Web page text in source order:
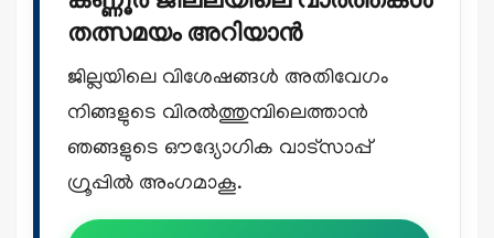
തത്സമയം അറിയാൻ
ജില്ലയിലെ വിശേഷങ്ങൾ അതിവേഗം
നിങ്ങളുടെ വിരൽത്തുമ്പിലെത്താൻ
ഞങ്ങളുടെ ഔദ്യോഗിക വാട്സാപ്പ്
ഗ്രൂപ്പിൽ അംഗമാകൂ.